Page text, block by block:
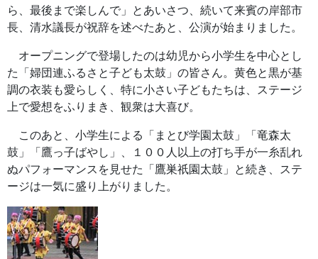
ら、最後まで楽しんで」とあいさつ、続いて来賓の岸部市
長、清水議長が祝辞を述べたあと、公演が始まりました。
オープニングで登場したのは幼児から小学生を中心とし
た「婦団連ふるさと子ども太鼓」の皆さん。黄色と黒が基
調の衣装も愛らしく、特に小さい子どもたちは、ステージ
上で愛想をふりまき、観衆は大喜び。
このあと、小学生による「まとび学園太鼓」「竜森太
鼓」「鷹っ子ばやし」、１００人以上の打ち手が一糸乱れ
ぬパフォーマンスを見せた「鷹巣祇園太鼓」と続き、ステ
ージは一気に盛り上がりました。